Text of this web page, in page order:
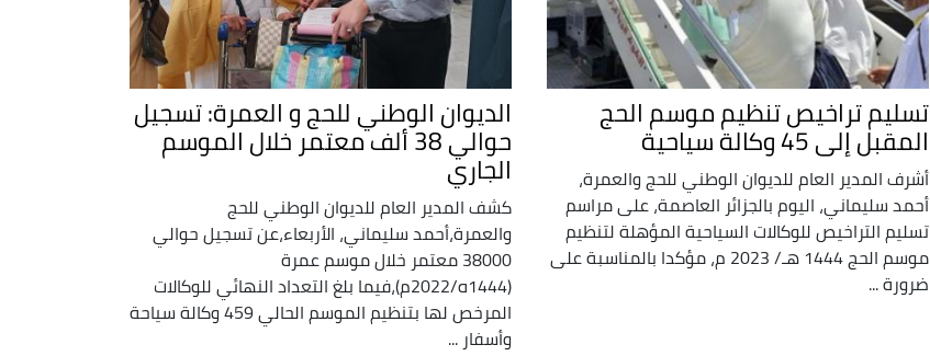
تسليم تراخيص تنظيم موسم الحج
المقبل إلى 45 وكالة سياحية
أشرف المدير العام للديوان الوطني للحج والعمرة،
أحمد سليماني، اليوم بالجزائر العاصمة، على مراسم
تسليم التراخيص للوكالات السياحية المؤهلة لتنظيم
موسم الحج 1444 هـ/ 2023 م، مؤكدا بالمناسبة على
ضرورة ...
الديوان الوطني للحج و العمرة: تسجيل
حوالي 38 ألف معتمر خلال الموسم
الجاري
كشف المدير العام للديوان الوطني للحج
والعمرة،أحمد سليماني، الأربعاء،عن تسجيل حوالي
38000 معتمر خلال موسم عمرة
(1444ه/2022م)،فيما بلغ التعداد النهائي للوكالات
المرخص لها بتنظيم الموسم الحالي 459 وكالة سياحة
وأسفار ...